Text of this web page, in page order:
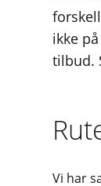
ikke
tilbud.
Vi har